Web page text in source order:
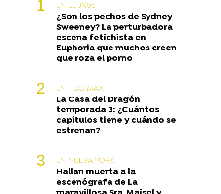
EN EL 3X05
¿Son los pechos de Sydney
Sweeney? La perturbadora
escena fetichista en
Euphoria que muchos creen
que roza el porno
EN HBO MAX
La Casa del Dragón
temporada 3: ¿Cuántos
capítulos tiene y cuándo se
estrenan?
EN NUEVA YORK
Hallan muerta a la
escenógrafa de La